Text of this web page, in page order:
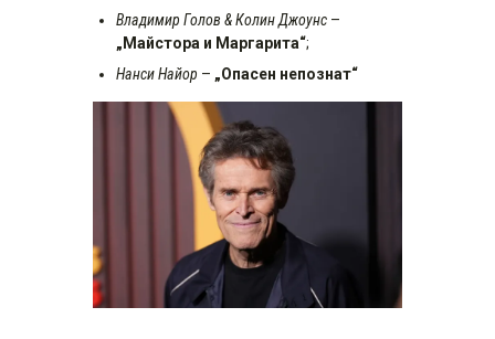
Владимир Голов & Колин Джоунс –
„Майстора и Маргарита“;
Нанси Найор – „Опасен непознат“